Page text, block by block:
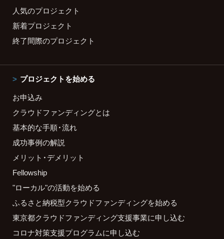
人気のプロジェクト
新着プロジェクト
終了間際のプロジェクト
プロジェクトを始める
お申込み
クラウドファンディングとは
基本的な手順・流れ
成功事例の解説
メリット・デメリット
Fellowship
"ローカル"の活動を始める
ふるさと納税型クラウドファンディングを始める
東京都クラウドファンディング支援事業に申し込む
コロナ対策支援プログラムに申し込む